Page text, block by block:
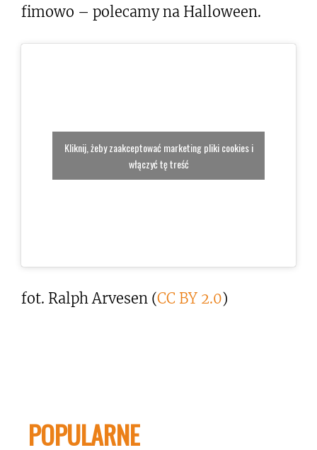
fimowo – polecamy na Halloween.
Kliknij, żeby zaakceptować marketing pliki cookies i
włączyć tę treść
fot. Ralph Arvesen (CC BY 2.0)
POPULARNE